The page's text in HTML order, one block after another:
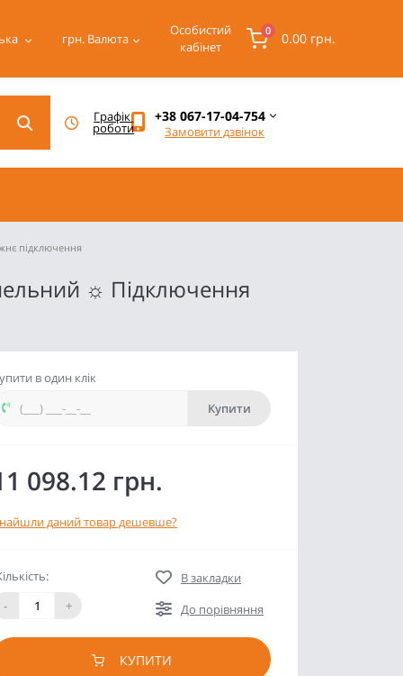
грн. Валюта
Особистий
кабінет
0 0.00 грн.
Графік
роботи
+38 067-17-04-754
Замовити дзвінок
підключення
☼ Підключення
в один клік
Купити
098.12 грн.
даний товар дешевше?
-
+
В закладки
До порівняння
КУПИТИ